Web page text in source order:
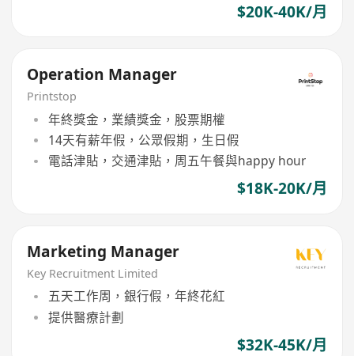
$20K-40K/月
Operation Manager
Printstop
年終獎金，業績獎金，股票期權
14天有薪年假，公眾假期，生日假
電話津貼，交通津貼，周五午餐與happy hour
$18K-20K/月
Marketing Manager
Key Recruitment Limited
五天工作周，銀行假，年終花紅
提供醫療計劃
$32K-45K/月